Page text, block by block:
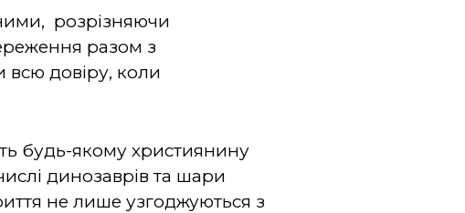
розрізняючи
разом з
всю довіру, коли
будь-якому християнину
динозаврів та шари
не лише узгоджуються з